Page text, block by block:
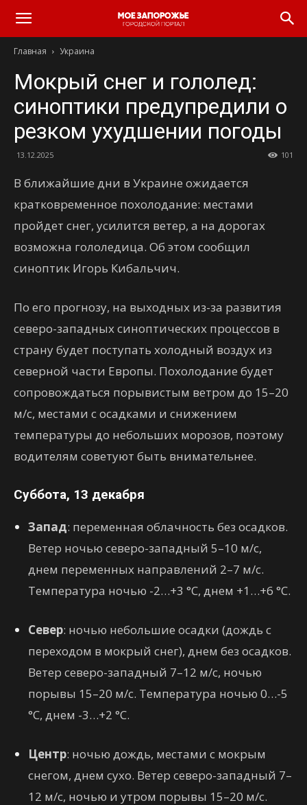
Главная Украина
Мокрый снег и гололед:
синоптики предупредили о
резком ухудшении погоды
13.12.2025 101
В ближайшие дни в Украине ожидается
кратковременное похолодание: местами
пройдет снег, усилится ветер, а на дорогах
возможна гололедица. Об этом сообщил
синоптик Игорь Кибальчич.
По его прогнозу, на выходных из-за развития
северо-западных синоптических процессов в
страну будет поступать холодный воздух из
северной части Европы. Похолодание будет
сопровождаться порывистым ветром до 15–20
м/с, местами с осадками и снижением
температуры до небольших морозов, поэтому
водителям советуют быть внимательнее.
Суббота, 13 декабря
Запад: переменная облачность без осадков.
Ветер ночью северо-западный 5–10 м/с,
днем переменных направлений 2–7 м/с.
Температура ночью -2…+3 °C, днем +1…+6 °C.
Север: ночью небольшие осадки (дождь с
переходом в мокрый снег), днем без осадков.
Ветер северо-западный 7–12 м/с, ночью
порывы 15–20 м/с. Температура ночью 0…-5
°C, днем -3…+2 °C.
Центр: ночью дождь, местами с мокрым
снегом, днем сухо. Ветер северо-западный 7–
12 м/с, ночью и утром порывы 15–20 м/с.